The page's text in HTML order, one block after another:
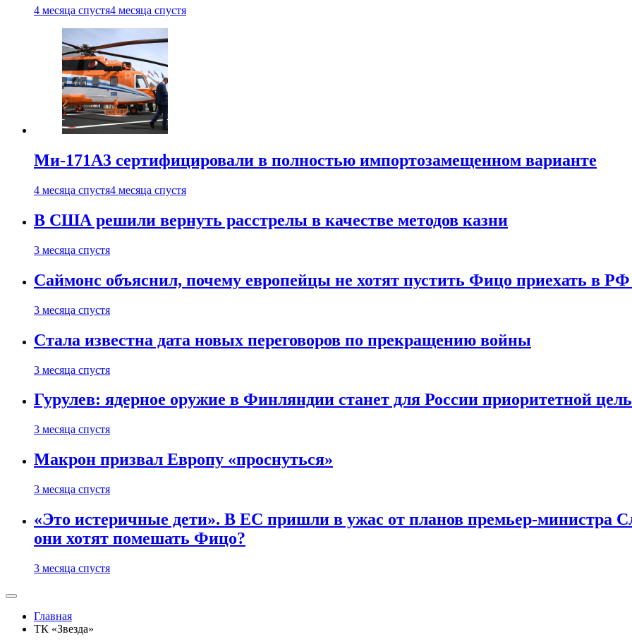
4 месяца спустя4 месяца спустя
Ми-171А3 сертифицировали в полностью импортозамещенном варианте
4 месяца спустя4 месяца спустя
В США решили вернуть расстрелы в качестве методов казни
3 месяца спустя
Саймонс объяснил, почему европейцы не хотят пустить Фицо приехать в
3 месяца спустя
Стала известна дата новых переговоров по прекращению войны
3 месяца спустя
Гурулев: ядерное оружие в Финляндии станет для России приоритетной
3 месяца спустя
Макрон призвал Европу «проснуться»
3 месяца спустя
«Это истеричные дети». В ЕС пришли в ужас от планов премьер-министра
они хотят помешать Фицо?
3 месяца спустя
Главная
ТК «Звезда»